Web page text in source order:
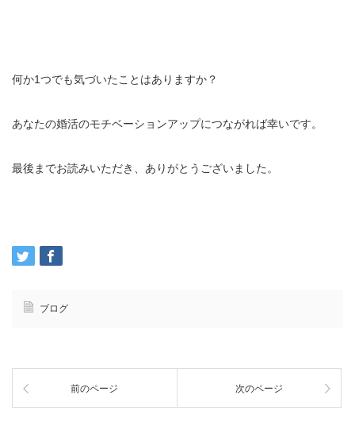
何か1つでも気づいたことはありますか？
あなたの婚活のモチベーションアップにつながれば幸いです。
最後までお読みいただき、ありがとうございました。
ブログ
前のページ 次のページ